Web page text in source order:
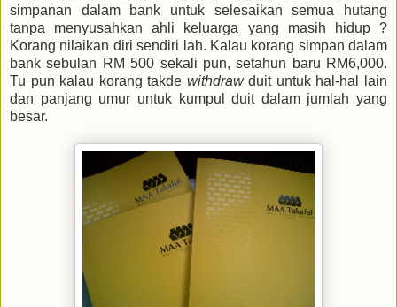
simpanan dalam bank untuk selesaikan semua hutang
tanpa menyusahkan ahli keluarga yang masih hidup ?
Korang nilaikan diri sendiri lah. Kalau korang simpan dalam
bank sebulan RM 500 sekali pun, setahun baru RM6,000.
Tu pun kalau korang takde withdrawduit untuk hal-hal lain
dan panjang umur untuk kumpul duit dalam jumlah yang
besar.